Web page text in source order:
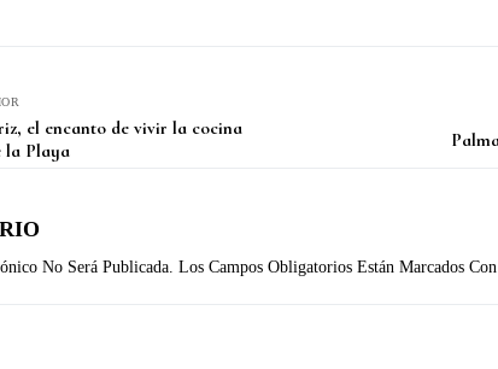
el encanto de vivir la cocina
la Playa
No Será Publicada. Los Campos Obligatorios Están Marcados Con